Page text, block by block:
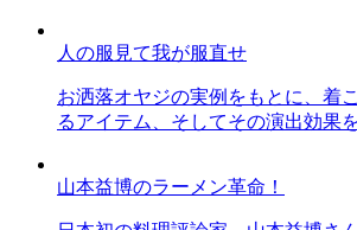
人の服見て我が服直せ
お洒落オヤジの実例をもとに、着
るアイテム、そしてその演出効果
山本益博のラーメン革命！